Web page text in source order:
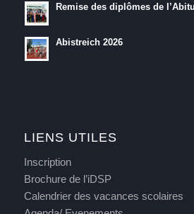
Remise des diplômes de
Abistreich 2026
LIENS UTILES
Inscription
Brochure de l’iDSP
Calendrier des vacances scolaires